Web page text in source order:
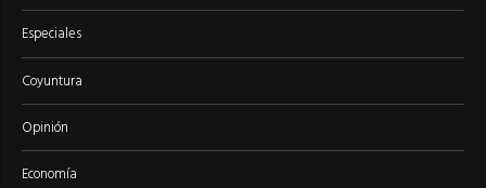
Especiales
Coyuntura
Opinión
Economía